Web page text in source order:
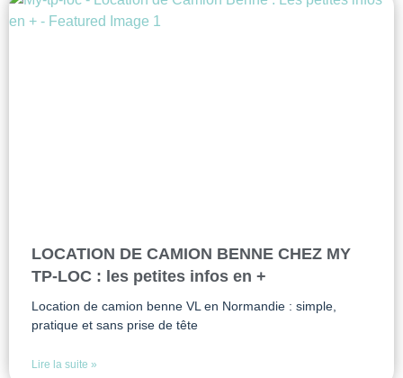
LOCATION DE CAMION BENNE CHEZ MY
TP-LOC : les petites infos en +
Location de camion benne VL en Normandie : simple,
pratique et sans prise de tête
Lire la suite »